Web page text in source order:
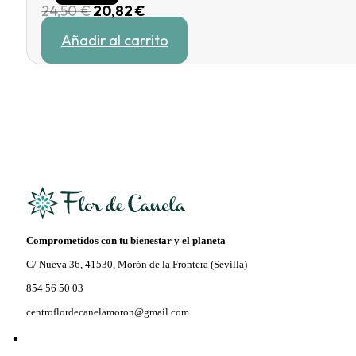
24,50€El
original
era:
20,82€
actual
es:
Añadir al carrito
Comprometidos con tu bienestar y el planeta
C/ Nueva 36, 41530, Morón de la Frontera (Sevilla)
854 56 50 03
centroflordecanelamoron@gmail.com